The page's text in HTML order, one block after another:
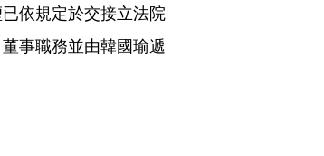
依規定於交接立法院
事職務並由韓國瑜遞